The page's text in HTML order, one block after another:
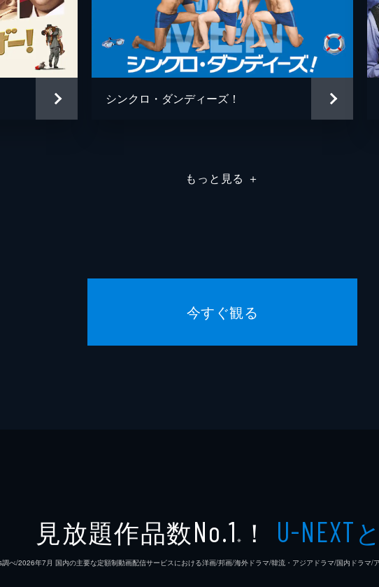
ヘン
ペッ
トーマ
シンクロ・ダンディーズ！
もっと見る ＋
今すぐ観る
見放題作品数No.1 ※ ！ U-NEXT
べ/2026年7⽉ 国内の主要な定額制動画配信サービスにおける洋画/邦画/海外ドラマ/韓流・アジアドラマ/国内ドラマ/